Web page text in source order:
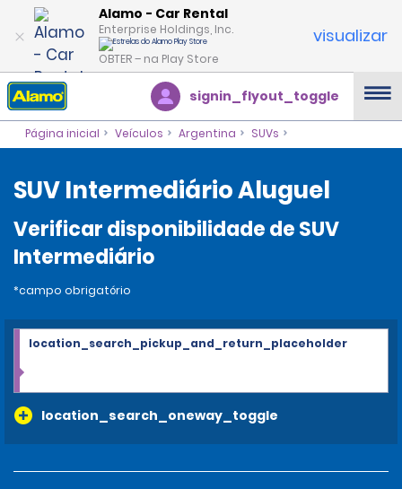
Alamo - Car Rental
Enterprise Holdings, Inc.
OBTER – na Play Store
visualizar
signin_flyout_toggle
Página inicial Veículos Argentina SUVs
SUV Intermediário Aluguel
Verificar disponibilidade de SUV
Intermediário
*campo obrigatório
location_search_oneway_toggle
location_search_pickup_and_return_placeholder